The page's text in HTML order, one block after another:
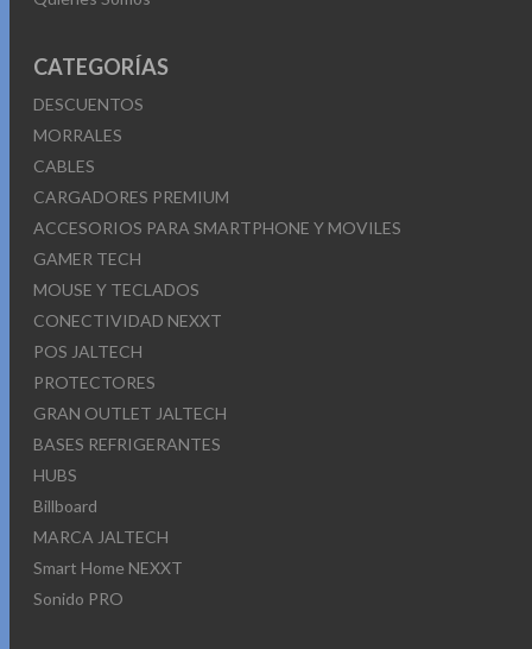
CATEGORÍAS
DESCUENTOS
MORRALES
CABLES
CARGADORES PREMIUM
ACCESORIOS PARA SMARTPHONE Y MOVILES
GAMER TECH
MOUSE Y TECLADOS
CONECTIVIDAD NEXXT
POS JALTECH
PROTECTORES
GRAN OUTLET JALTECH
BASES REFRIGERANTES
HUBS
Billboard
MARCA JALTECH
Smart Home NEXXT
Sonido PRO